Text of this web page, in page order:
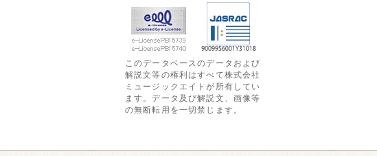
このデータベースのデータおよび
解説文等の権利はすべて株式会社
ミュージックエイトが所有してい
ます。データ及び解説文、画像等
の無断転用を一切禁じます。